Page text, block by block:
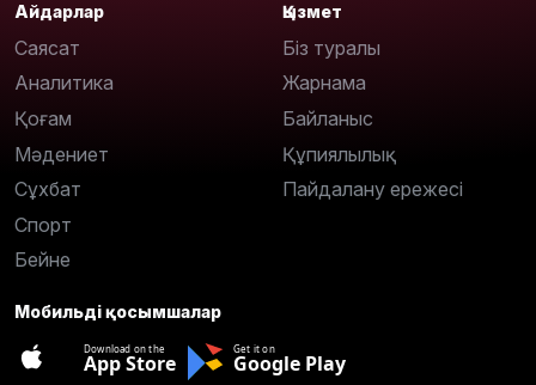
Айдарлар
Саясат
Аналитика
Қоғам
Мәдениет
Сұхбат
Спорт
Бейне
Қызмет
Біз туралы
Жарнама
Байланыс
Құпиялылық
Пайдалану ережесі
Мобильді қосымшалар
Download on the
App Store
Get it on
Google Play